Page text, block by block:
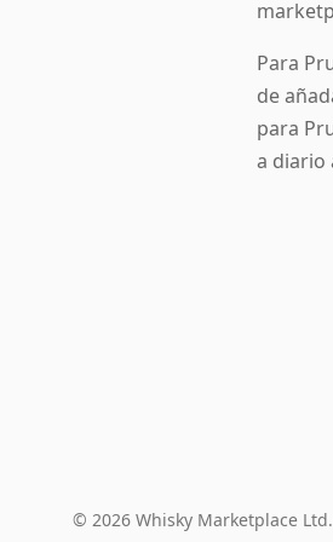
Para
de
para
a diario
© 2026 Whisky Marketplace Ltd.